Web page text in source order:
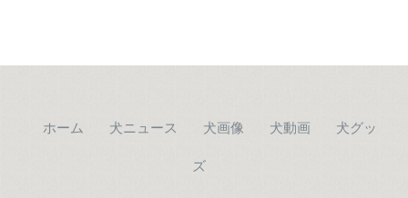
ホーム 犬ニュース 犬画像 犬動画 犬グッ
ズ